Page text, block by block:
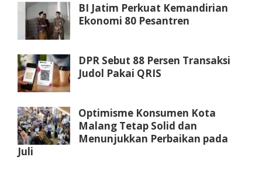
BI Jatim Perkuat Kemandirian
Ekonomi 80 Pesantren
DPR Sebut 88 Persen Transaksi
Judol Pakai QRIS
Optimisme Konsumen Kota
Malang Tetap Solid dan
Menunjukkan Perbaikan pada
Juli